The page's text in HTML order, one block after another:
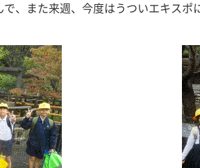
、また来週、今度はうついエキスポ